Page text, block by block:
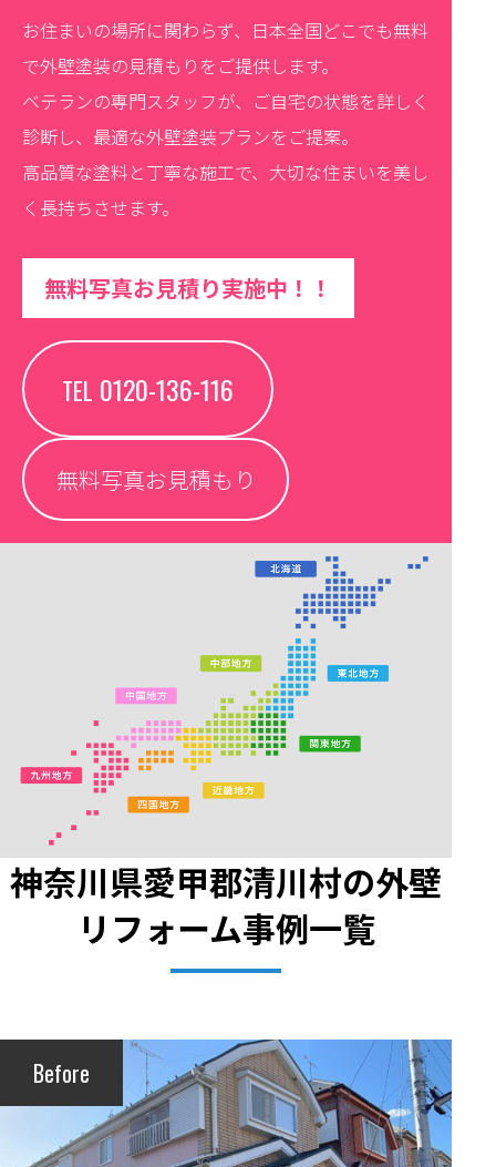
お住まいの場所に関わらず、日本全国どこでも無料
で外壁塗装の見積もりをご提供します。
ベテランの専門スタッフが、ご自宅の状態を詳しく
診断し、最適な外壁塗装プランをご提案。
高品質な塗料と丁寧な施工で、大切な住まいを美し
く長持ちさせます。
無料写真お見積り実施中！！
TEL 0120-136-116
無料写真お見積もり
神奈川県愛甲郡清川村の外壁
リフォーム事例一覧
Before